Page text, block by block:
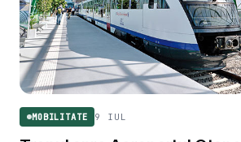
MOBILITATE 9 IUL